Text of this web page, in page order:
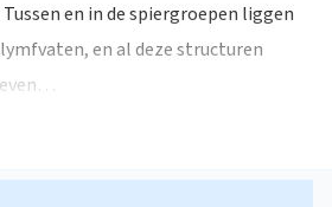
en in de spiergroepen liggen
en al deze structuren